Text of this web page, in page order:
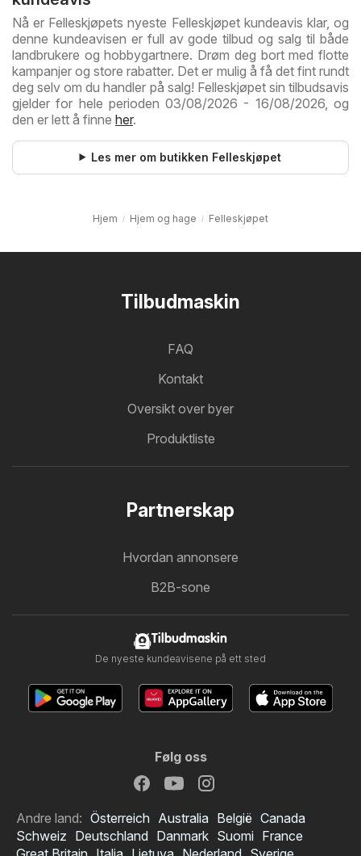
Nå er Felleskjøpets nyeste Felleskjøpet kundeavis klar, og
denne kundeavisen er full av gode tilbud og salg til både
landbrukere og hobbygartnere. Drøm deg bort med flotte
kampanjer og store rabatter. Det er mulig å få det fint rundt
deg selv om du handler på salg! Felleskjøpet sin tilbudsavis
gjelder for hele perioden 03/08/2026 - 16/08/2026, og
den er lett å finne her.
Les mer om butikken Felleskjøpet
Hjem Hjem og hage Felleskjøpet
Tilbudmaskin
FAQ
Kontakt
Oversikt over byer
Produktliste
Partnerskap
Hvordan annonsere
B2B-sone
Tilbudmaskin
De nyeste kundeavisene på ett sted
Følg oss
Andre land: Österreich Australia België Canada
Schweiz Deutschland Danmark Suomi France